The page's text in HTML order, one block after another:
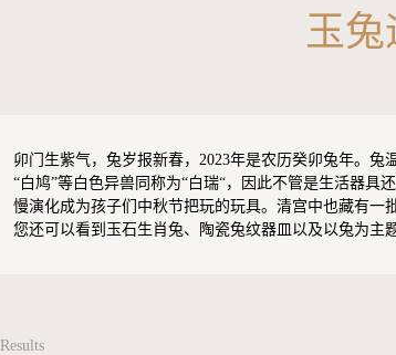
玉
卯门生紫气，兔岁报新春，2023年是农历癸卯兔年。兔
“白鸠”等白色异兽同称为“白瑞“，因此不管是生活器
慢演化成为孩子们中秋节把玩的玩具。清宫中也藏有一
您还可以看到玉石生肖兔、陶瓷兔纹器皿以及以兔为主
Results